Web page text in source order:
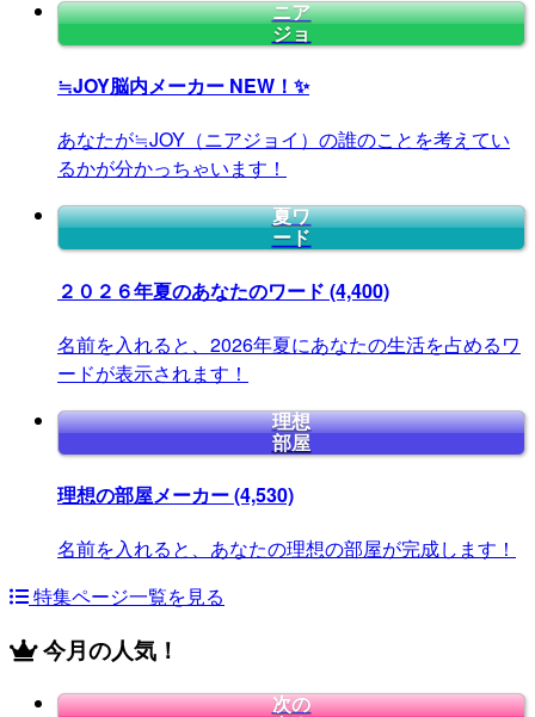
ニア
ジョ
≒JOY脳内メーカー NEW！✨
あなたが≒JOY（ニアジョイ）の誰のことを考えてい
るかが分かっちゃいます！
夏ワ
ード
２０２６年夏のあなたのワード (4,400)
名前を入れると、2026年夏にあなたの生活を占めるワ
ードが表示されます！
理想
部屋
理想の部屋メーカー(4,530)
名前を入れると、あなたの理想の部屋が完成します！
特集ページ一覧を見る
今月の人気！
次の